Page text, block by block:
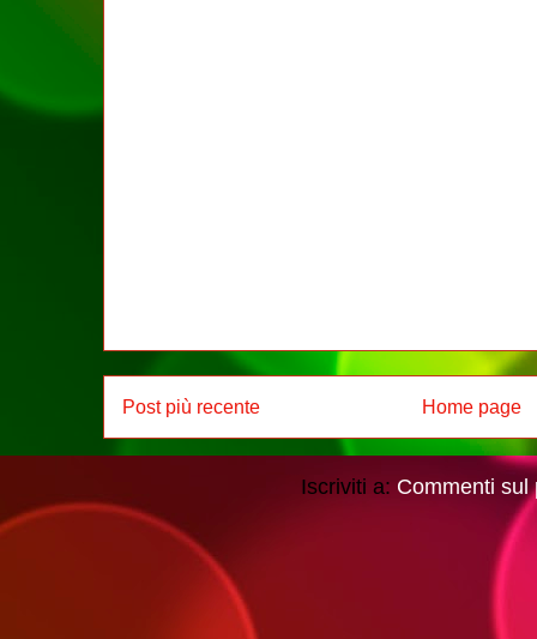
Post più recente Home page
Iscriviti a: Commenti sul